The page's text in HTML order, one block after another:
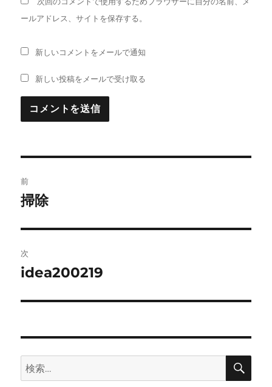
ールアドレス、サイトを保存する。
新しいコメントをメールで通知
新しい投稿をメールで受け取る
稿
ビ
ゲ
ー
ン
前
前
投
稿:
掃除
次
次
投
idea200219
検
索:
検